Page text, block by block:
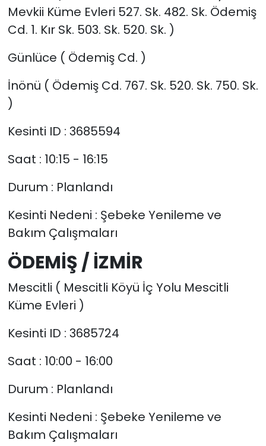
Mevkii Küme Evleri 527. Sk. 482. Sk. Ödemiş
Cd. 1. Kır Sk. 503. Sk. 520. Sk. )
Günlüce ( Ödemiş Cd. )
İnönü ( Ödemiş Cd. 767. Sk. 520. Sk. 750. Sk.
)
Kesinti ID : 3685594
Saat : 10:15 - 16:15
Durum : Planlandı
Kesinti Nedeni : Şebeke Yenileme ve
Bakım Çalışmaları
ÖDEMİŞ / İZMİR
Mescitli ( Mescitli Köyü İç Yolu Mescitli
Küme Evleri )
Kesinti ID : 3685724
Saat : 10:00 - 16:00
Durum : Planlandı
Kesinti Nedeni : Şebeke Yenileme ve
Bakım Çalışmaları